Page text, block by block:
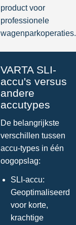
product voor
professionele
wagenparkoperaties.
VARTA SLI-
accu's versus
andere
accutypes
De belangrijkste
verschillen tussen
accu-types in één
oogopslag:
SLI-accu:
Geoptimaliseerd
voor korte,
krachtige